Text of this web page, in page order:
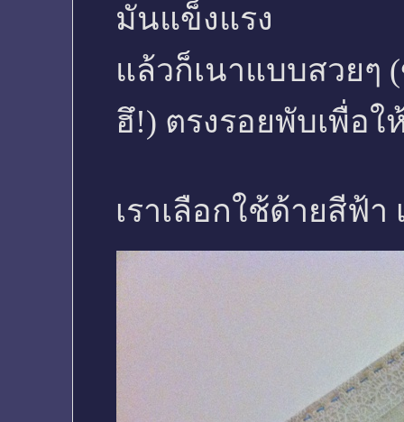
มันแข็งแรง
แล้วก็เนาแบบสวยๆ
ฮึ!) ตรงรอยพับเพื่อ
เราเลือกใช้ด้ายสีฟ้า